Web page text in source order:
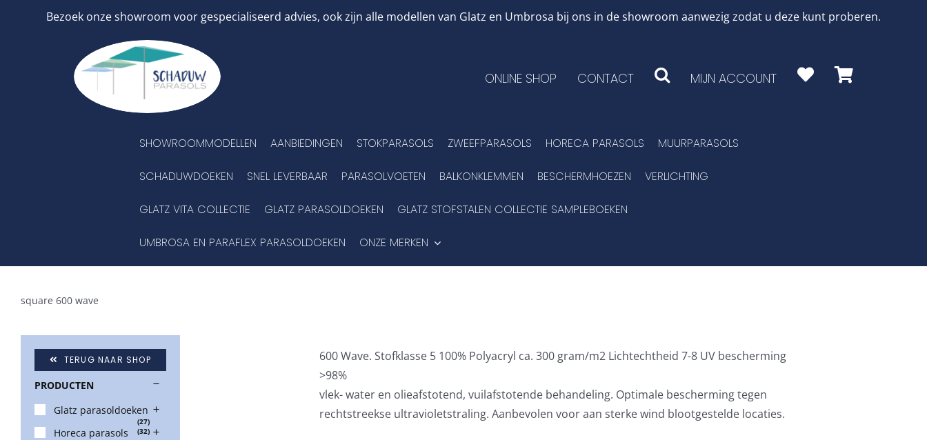
Bezoek onze showroom voor gespecialiseerd advies, ook zijn alle modellen van Glatz en Umbrosa bij ons in de showroom aanwezig zodat u deze kunt proberen.
ONLINE SHOP CONTACT MIJN ACCOUNT
SHOWROOMMODELLEN AANBIEDINGEN STOKPARASOLS ZWEEFPARASOLS HORECA PARASOLS MUURPARASOLS
SCHADUWDOEKEN SNEL LEVERBAAR PARASOLVOETEN BALKONKLEMMEN BESCHERMHOEZEN VERLICHTING
GLATZ VITA COLLECTIE GLATZ PARASOLDOEKEN GLATZ STOFSTALEN COLLECTIE SAMPLEBOEKEN
UMBROSA EN PARAFLEX PARASOLDOEKEN ONZE MERKEN
square 600 wave
600 Wave. Stofklasse 5 100% Polyacryl ca. 300 gram/m2 Lichtechtheid 7-8 UV bescherming
>98%
vlek- water en olieafstotend, vuilafstotende behandeling. Optimale bescherming tegen
rechtstreekse ultravioletstraling. Aanbevolen voor aan sterke wind blootgestelde locaties.
TERUG NAAR SHOP
PRODUCTEN
Glatz parasoldoeken
(27)
Horeca parasols (32)